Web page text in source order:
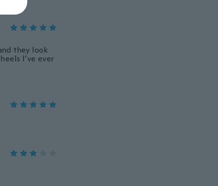
they look
I’ve ever